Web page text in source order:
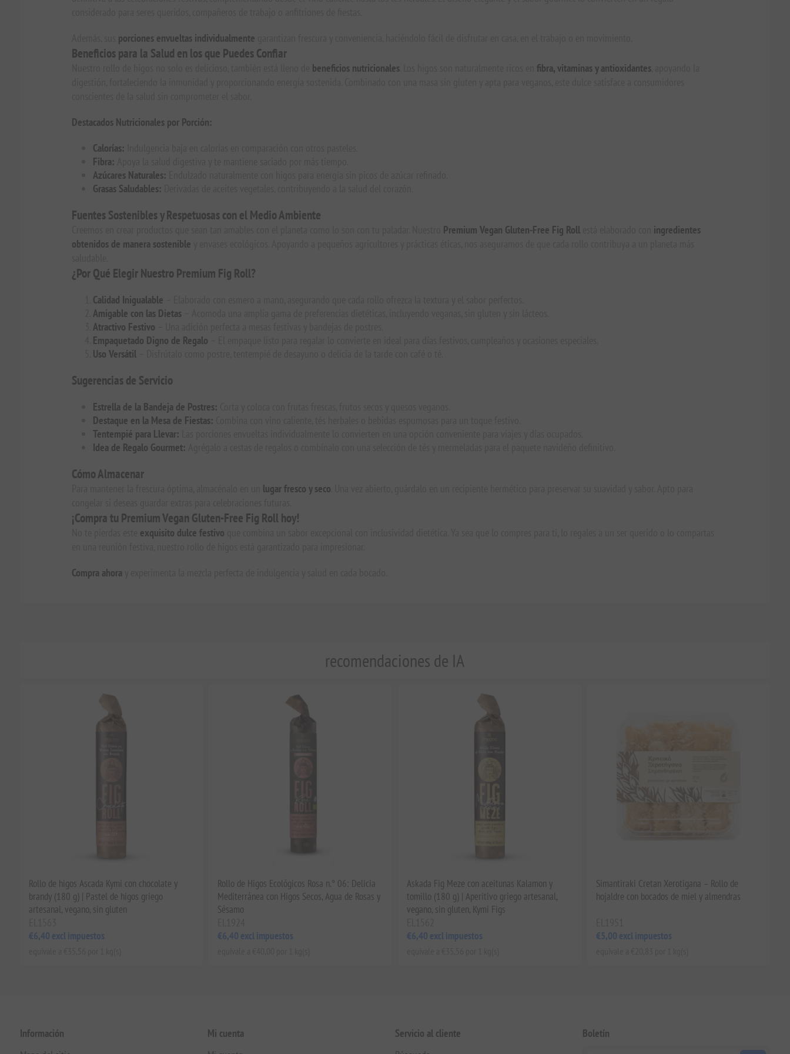
porciones envueltas individualmente
Beneficios para la Salud en los que Puedes Confiar
beneficios nutricionales. Los higos son naturalmente ricos en fibra, vitaminas y antioxidantes, apoyando la
Destacados Nutricionales por Porción:
Calorías:
Fibra:
Azúcares Naturales:
Grasas Saludables:
Fuentes Sostenibles y Respetuosas con el Medio Ambiente
Premium Vegan Gluten-Free Fig Rollestá elaborado con ingredientes
obtenidos de manera sostenible
¿Por Qué Elegir Nuestro Premium Fig Roll?
Calidad Inigualable
Amigable con las Dietas– Acomoda una amplia gama de preferencias dietéticas, incluyendo veganas, sin gluten y sin lácteos.
Atractivo Festivo
Empaquetado Digno de Regalo
Uso Versátil– Disfrútalo como postre, tentempié de desayuno o delicia de la tarde con café o té.
Sugerencias de Servicio
Estrella de la Bandeja de Postres:
Destaque en la Mesa de Fiestas:
Tentempié para Llevar:
Idea de Regalo Gourmet:
Cómo Almacenar
lugar fresco y seco
¡Compra tu Premium Vegan Gluten-Free Fig Roll hoy!
exquisito dulce festivo
Compra ahora
recomendaciones de IA
Rollo de higos Ascada Kymi con chocolate y
brandy (180 g) | Pastel de higos griego
artesanal, vegano, sin gluten
€6,40 excl impuestos
Rollo de Higos Ecológicos Rosa n.° 06: Delicia
Mediterránea con Higos Secos, Agua de Rosas y
Sésamo
€6,40 excl impuestos
Askada Fig Meze con aceitunas Kalamon y
tomillo (180 g) | Aperitivo griego artesanal,
vegano, sin gluten, Kymi Figs
€6,40 excl impuestos
Simantiraki Cretan Xerotigana – Rollo de
hojaldre con bocados de miel y almendras
€5,00 excl impuestos
Información
Mi cuenta
Servicio al cliente
Boletín